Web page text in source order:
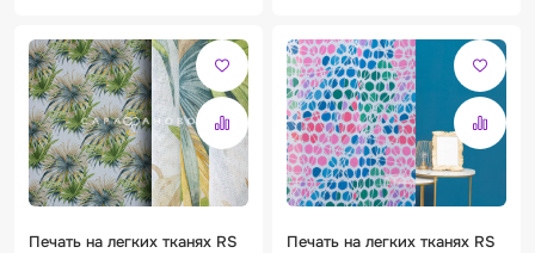
Печать на легких тканях RS
Печать на легких тканях RS